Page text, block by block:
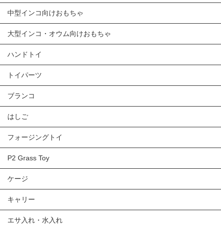
中型インコ向けおもちゃ
大型インコ・オウム向けおもちゃ
ハンドトイ
トイパーツ
ブランコ
はしご
フォージングトイ
P2 Grass Toy
ケージ
キャリー
エサ入れ・水入れ